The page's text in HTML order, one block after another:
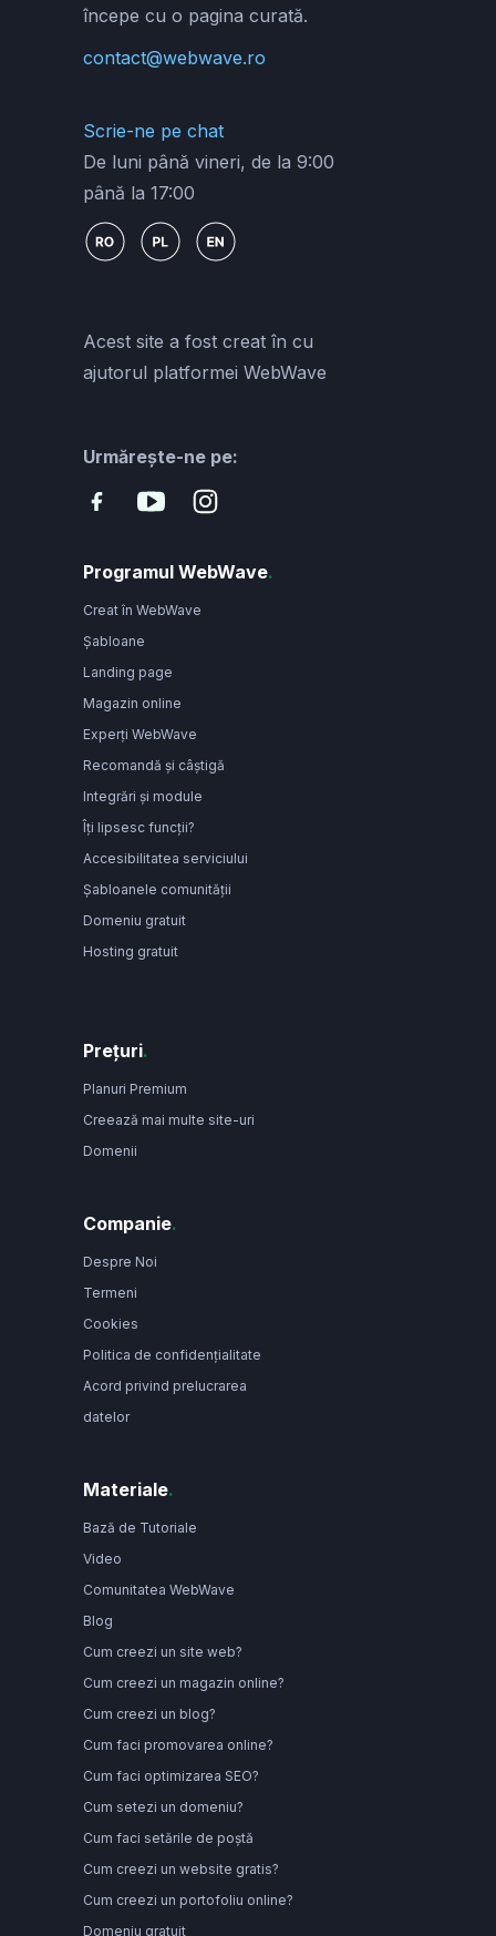
Programul WebWave.
Creat în WebWave
Șabloane
Landing page
Magazin online
Experți WebWave
Recomandă și câștigă
Integrări și module
Îți lipsesc funcții?
Accesibilitatea serviciului
Șabloanele comunității
Domeniu gratuit
Hosting gratuit
Companie.
Despre Noi
Termeni
Cookies
Politica de confidențialitate
Acord privind prelucrarea
datelor
Materiale.
Bază de Tutoriale
Video
Comunitatea WebWave
Blog
Cum creezi un site web?
Cum creezi un magazin online?
Cum creezi un blog?
Cum faci promovarea online?
Cum faci optimizarea SEO?
Cum setezi un domeniu?
Cum faci setările de poștă
Cum creezi un website gratis?
Cum creezi un portofoliu online?
Domeniu gratuit
Prețuri.
Planuri Premium
Creează mai multe site-uri
Domenii
începe cu o pagina curată.
contact@webwave.ro
Scrie-ne pe chat
De luni până vineri, de la 9:00
până la 17:00
Acest site a fost creat în cu
ajutorul platformei WebWave
Urmărește-ne pe: